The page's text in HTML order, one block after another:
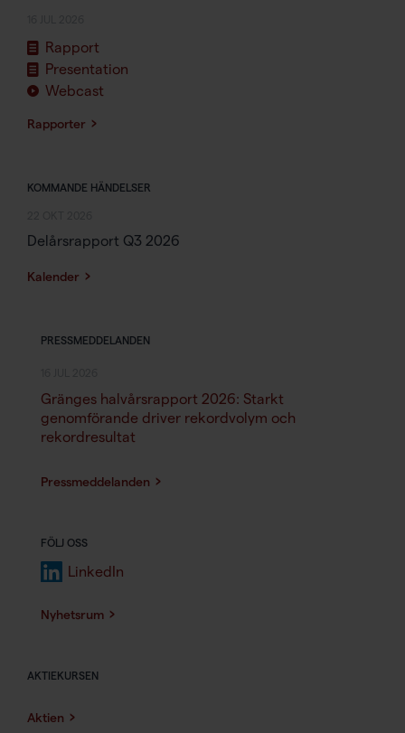
Rapport
Presentation
Webcast
Rapporter
KOMMANDE HÄNDELSER
Delårsrapport Q3 2026
Kalender
PRESSMEDDELANDEN
Gränges halvårsrapport 2026: Starkt
genomförande driver rekordvolym och
rekordresultat
Pressmeddelanden
FÖLJ OSS
LinkedIn
Nyhetsrum
AKTIEKURSEN
Aktien